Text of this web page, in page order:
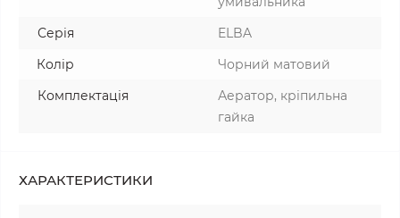
Серія
ELBA
Колір
Чорний матовий
Комплектація
Аератор, кріпильна
гайка
ХАРАКТЕРИСТИКИ